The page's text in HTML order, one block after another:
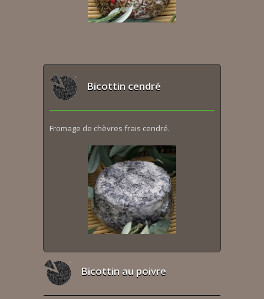
Bicottin cendré
Fromage de chèvres frais cendré.
Bicottin au poivre